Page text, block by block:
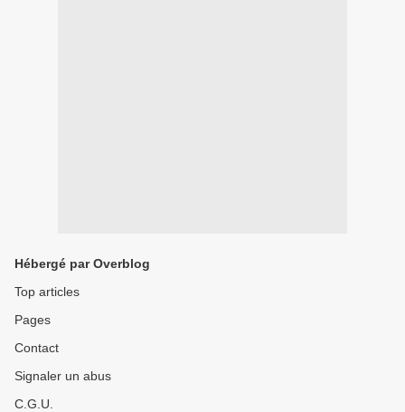
Hébergé par Overblog
Top articles
Pages
Contact
Signaler un abus
C.G.U.